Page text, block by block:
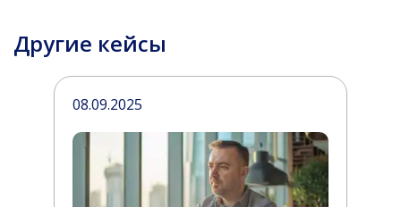
Другие кейсы
08.09.2025